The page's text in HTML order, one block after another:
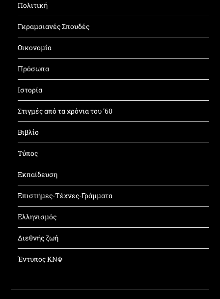
Πολιτική
Γκραμσιανές Σπουδές
Οικονομία
Πρόσωπα
Ιστορία
Στιγμές από τα χρόνια του ’60
Βιβλίο
Τύπος
Εκπαίδευση
Επιστήμες-Τέχνες-Γράμματα
Ελληνισμός
Διεθνής ζωή
Έντυπος ΚΝΦ